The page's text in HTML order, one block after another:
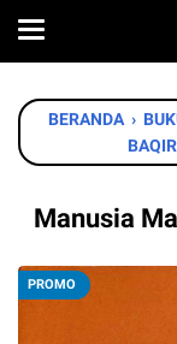
BERANDA ›
Manusia
PROMO